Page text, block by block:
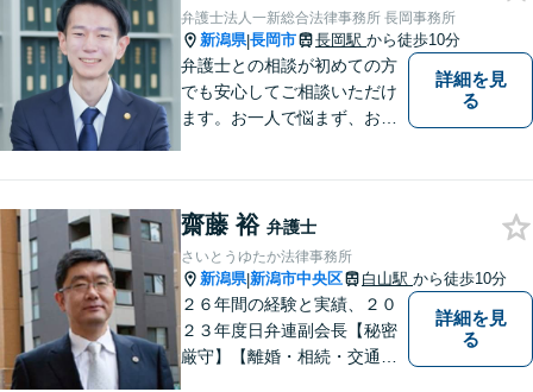
弁護士法人一新総合法律事務所 長岡事務所
新潟県|長岡市 長岡駅 から徒歩10分
弁護士との相談が初めての方
でも安心してご相談いただけ
ます。お一人で悩まず、お気
料】【交通事故被害者の方は
相談料無料（弁護士費用特約
利用の場合は除く）】
詳細を見
る
齋藤 裕 弁護士
さいとうゆたか法律事務所
新潟県|新潟市中央区 白山駅 から徒歩10分
２６年間の経験と実績、２０
２３年度日弁連副会長【秘密
厳守】【離婚・相続・交通事
詳細を見
る